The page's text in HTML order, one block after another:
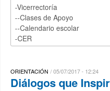
ORIENTACIÓN 05/07/2017 - 12:24
Diálogos que